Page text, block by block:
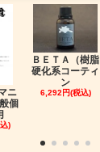
ニ
個
)
ＢＥＴＡ（樹脂
硬化系コーティ
ン
6,292円(税込)